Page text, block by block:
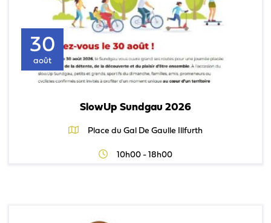
30
août
SlowUp Sundgau 2026
Place du Gal De Gaulle Illfurth
10h00 - 18h00